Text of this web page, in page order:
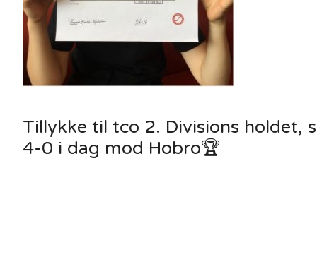
Tillykke til tco 2. Divisions holdet,
4-0 i dag mod Hobro🏆